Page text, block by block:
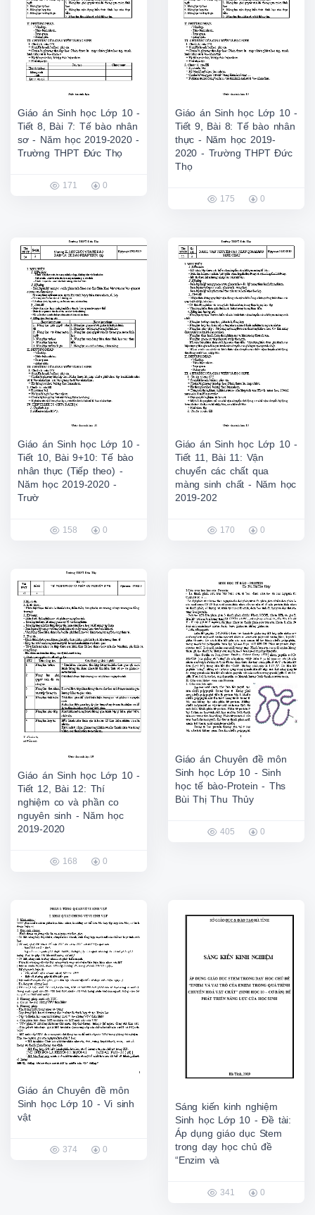
Giáo án Sinh học Lớp 10 -
Tiết 8, Bài 7: Tế bào nhân
sơ - Năm học 2019-2020 -
Trường THPT Đức Thọ
171 0
Giáo án Sinh học Lớp 10 -
Tiết 9, Bài 8: Tế bào nhân
thực - Năm học 2019-
2020 - Trường THPT Đức
Thọ
175 0
Giáo án Sinh học Lớp 10 -
Tiết 10, Bài 9+10: Tế bào
nhân thực (Tiếp theo) -
Năm học 2019-2020 -
Trườ
158 0
Giáo án Sinh học Lớp 10 -
Tiết 11, Bài 11: Vận
chuyển các chất qua
màng sinh chất - Năm học
2019-202
170 0
Giáo án Sinh học Lớp 10 -
Tiết 12, Bài 12: Thí
nghiệm co và phần co
nguyên sinh - Năm học
2019-2020
168 0
Giáo án Chuyên đề môn
Sinh học Lớp 10 - Sinh
học tế bào-Protein - Ths
Bùi Thị Thu Thủy
405 0
Giáo án Chuyên đề môn
Sinh học Lớp 10 - Vi sinh
vật
374 0
Sáng kiến kinh nghiệm
Sinh học Lớp 10 - Đề tài:
Áp dụng giáo dục Stem
trong dạy học chủ đề
“Enzim và
341 0